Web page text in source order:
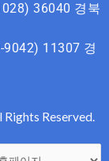
36040 경북
9042) 11307 경
Reserved.